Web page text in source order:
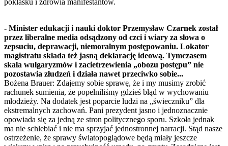
- Minister edukacji i nauki doktor Przemysław Czarnek został
przez liberalne media odsądzony od czci i wiary za słowa o
zepsuciu, deprawacji, niemoralnym postępowaniu. Lokator
magistratu składa też jasną deklarację ideową. Tymczasem
skala wulgaryzmów i zacietrzewienia „obozu postępu” nie
pozostawia złudzeń i działa nawet przeciwko sobie...
Bożena Brauer: Zdajemy sobie sprawę, że i my musimy zrobić
rachunek sumienia, że popełniliśmy gdzieś błąd w wychowaniu
młodzieży. Na dodatek jest poparcie ludzi na „świeczniku” dla
ekstremalnych zachowań. Pani prezydent jasno i jednoznacznie
opowiada się za jedną ze stron politycznego sporu. Szkoła jednak
ma nie schlebiać i nie ma sprzyjać jednostronnej narracji. Stąd nasze
ostrzeżenie, że sprawy światopoglądowe będą miały jeszcze